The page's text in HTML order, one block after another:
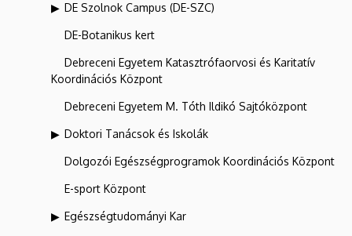
DE Szolnok Campus (DE-SZC)
DE-Botanikus kert
Debreceni Egyetem Katasztrófaorvosi és Karitatív
Koordinációs Központ
Debreceni Egyetem M. Tóth Ildikó Sajtóközpont
Doktori Tanácsok és Iskolák
Dolgozói Egészségprogramok Koordinációs Központ
E-sport Központ
Egészségtudományi Kar